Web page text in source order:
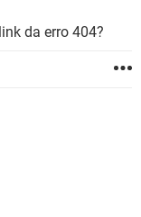
da erro 404?